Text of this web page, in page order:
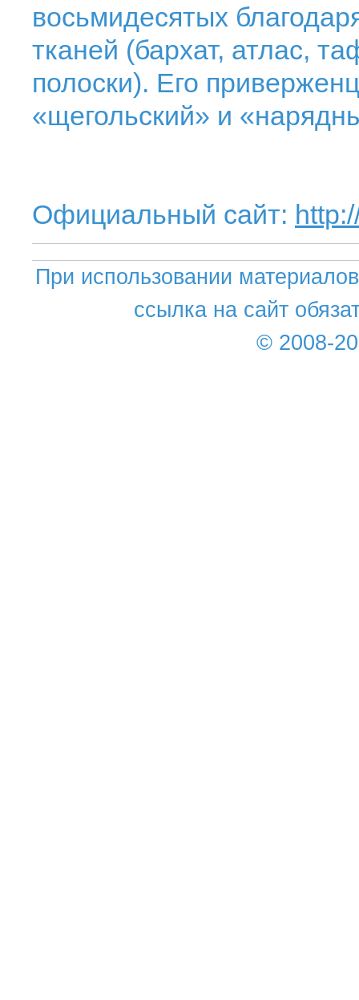
восьмидесятых
тканей (бархат, атлас,
полоски). Его
«щегольский» и
Официальный сайт:
При использовании
ссылка на сайт
© 2008-